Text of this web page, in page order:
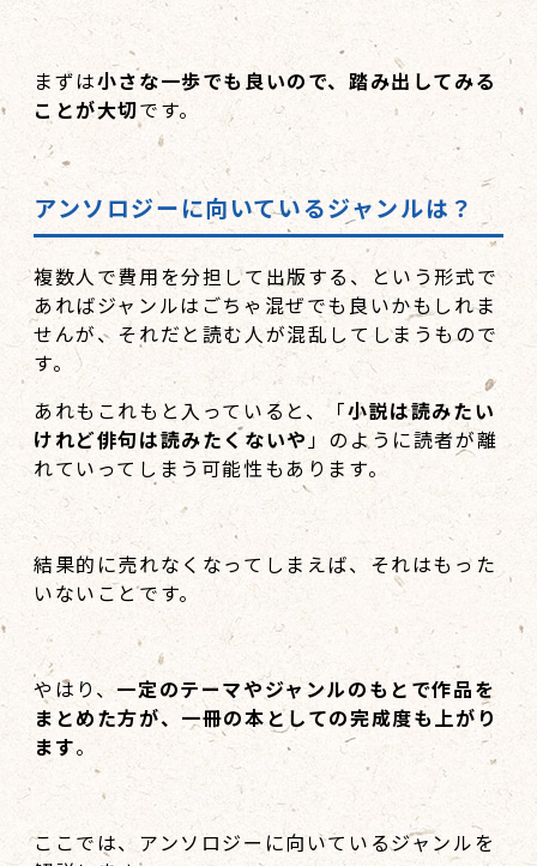
まずは小さな一歩でも良いので、踏み出してみる
ことが大切です。
アンソロジーに向いているジャンルは？
複数人で費用を分担して出版する、という形式で
あればジャンルはごちゃ混ぜでも良いかもしれま
せんが、それだと読む人が混乱してしまうもので
す。
あれもこれもと入っていると、「小説は読みたい
けれど俳句は読みたくないや 」のように読者が離
れていってしまう可能性もあります。
結果的に売れなくなってしまえば、それはもった
いないことです。
やはり、 一定のテーマやジャンルのもとで作品を
まとめた方が、一冊の本としての完成度も上がり
ます。
ここでは、アンソロジーに向いているジャンルを